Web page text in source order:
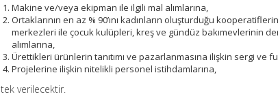
Makine ve/veya ekipman ile ilgili mal alımlarına,
Ortaklarının en az % 90’ını kadınların oluşturduğu
merkezleri ile çocuk kulüpleri, kreş ve gündüz bakımevlerinin
alımlarına,
Ürettikleri ürünlerin tanıtımı ve pazarlanmasına ilişkin sergi ve
Projelerine ilişkin nitelikli personel istihdamlarına,
verilecektir.